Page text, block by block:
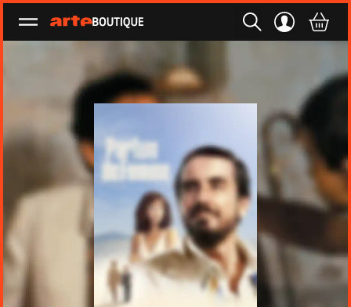
Ouvrir le menu